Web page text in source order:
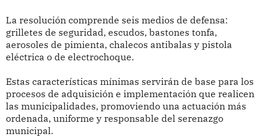
La resolución comprende seis medios de defensa:
grilletes de seguridad, escudos, bastones tonfa,
aerosoles de pimienta, chalecos antibalas y pistola
eléctrica o de electrochoque.
Estas características mínimas servirán de base para los
procesos de adquisición e implementación que realicen
las municipalidades, promoviendo una actuación más
ordenada, uniforme y responsable del serenazgo
municipal.